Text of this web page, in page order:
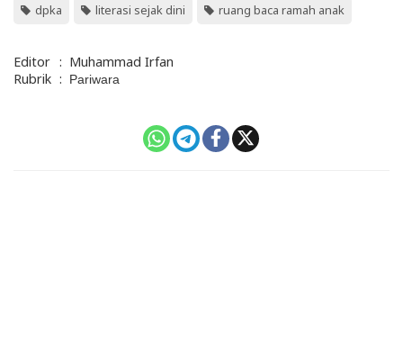
dpka literasi sejak dini ruang baca ramah anak
Editor : Muhammad Irfan
Rubrik : Pariwara